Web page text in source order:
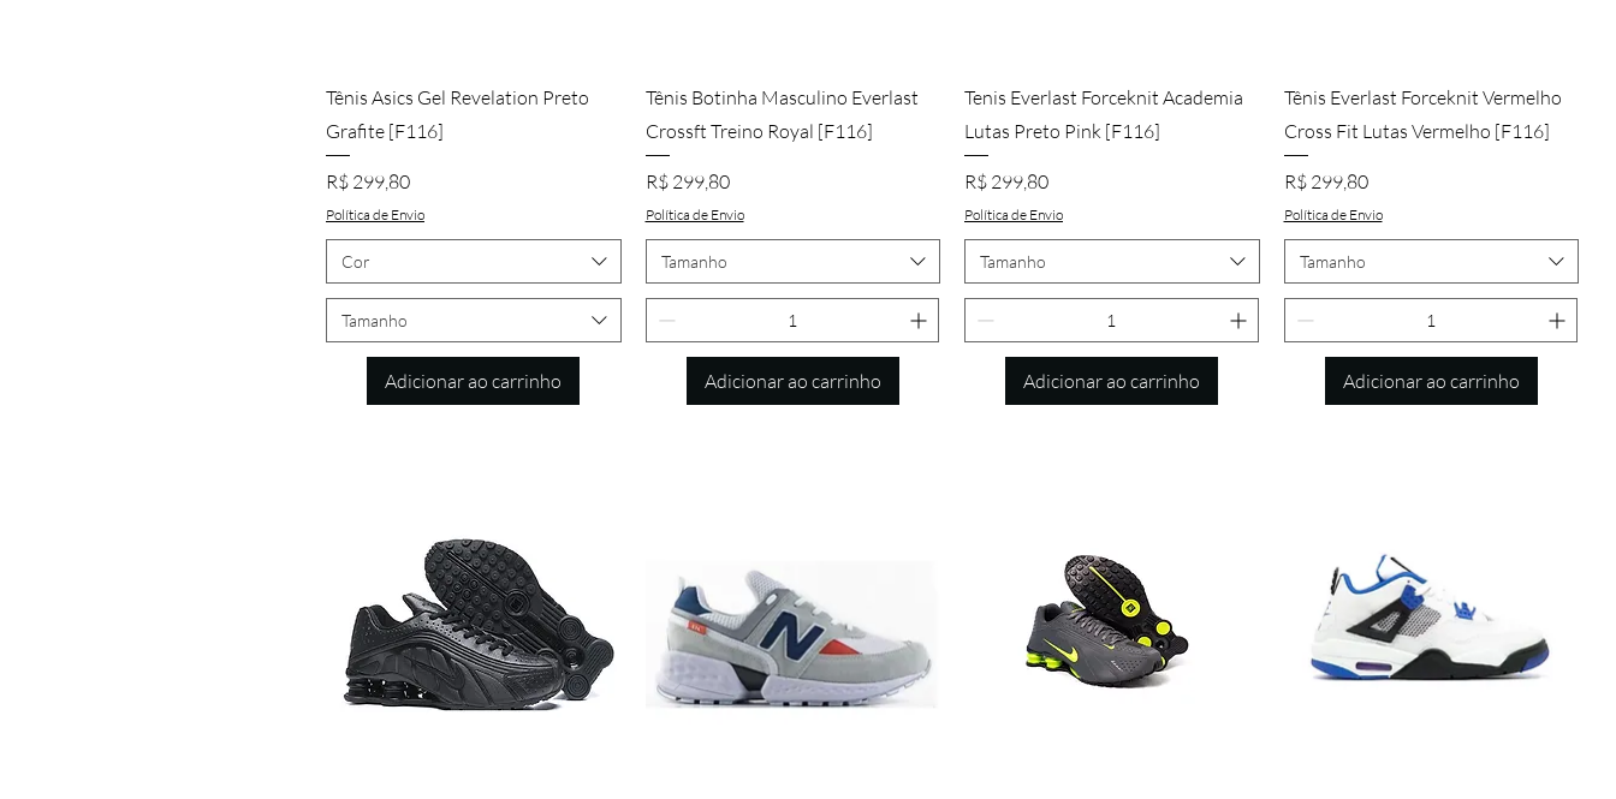
Visualização rápida
Tênis Asics Gel Revelation Preto
Grafite [F116]
Preço
R$ 299,80
Política de Envio
Cor
Tamanho
Adicionar ao carrinho
Visualização rápida
Tênis Botinha Masculino Everlast
Crossft Treino Royal [F116]
Preço
R$ 299,80
Política de Envio
Tamanho
Adicionar ao carrinho
Visualização rápida
Tenis Everlast Forceknit Academia
Lutas Preto Pink [F116]
Preço
R$ 299,80
Política de Envio
Tamanho
Adicionar ao carrinho
Visualização rápida
Tênis Everlast Forceknit Vermelho
Cross Fit Lutas Vermelho [F116]
Preço
R$ 299,80
Política de Envio
Tamanho
Adicionar ao carrinho